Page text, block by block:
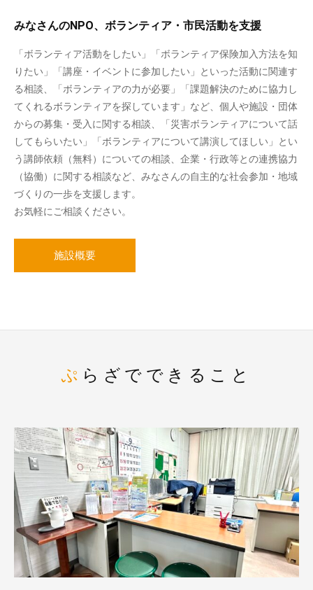
みなさんのNPO、ボランティア・市民活動を支援
「ボランティア活動をしたい」「ボランティア保険加入方法を知
りたい」「講座・イベントに参加したい」といった活動に関連す
る相談、「ボランティアの力が必要」「課題解決のために協力し
てくれるボランティアを探しています」など、個人や施設・団体
からの募集・受入に関する相談、「災害ボランティアについて話
してもらいたい」「ボランティアについて講演してほしい」とい
う講師依頼（無料）についての相談、企業・行政等との連携協力
（協働）に関する相談など、みなさんの自主的な社会参加・地域
づくりの一歩を支援します。
お気軽にご相談ください。
施設概要
ぷらざでできること